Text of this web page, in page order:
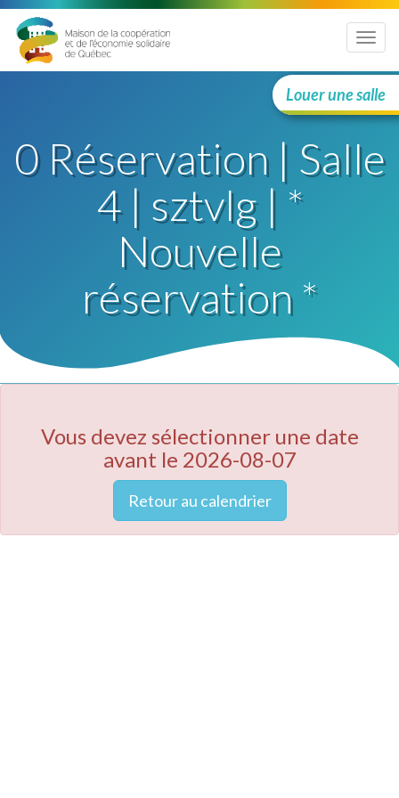
Menu
Louer une salle
0 Réservation | Salle
4 | sztvlg | *
Nouvelle
réservation *
Vous devez sélectionner une date
avant le 2026-08-07
Retour au calendrier